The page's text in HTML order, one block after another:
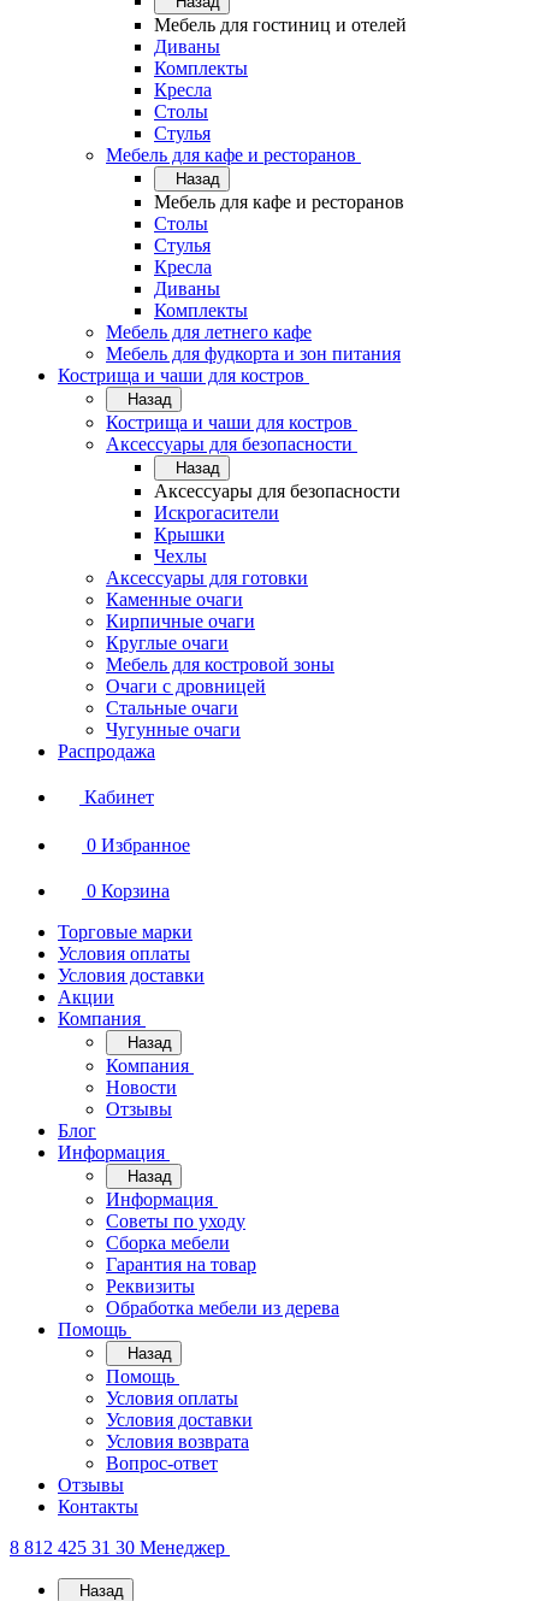
Мебель для гостиниц и отелей
Диваны
Комплекты
Кресла
Столы
Стулья
Мебель для кафе и ресторанов
Назад
Мебель для кафе и ресторанов
Столы
Стулья
Кресла
Диваны
Комплекты
Мебель для летнего кафе
Мебель для фудкорта и зон питания
Кострища и чаши для костров
Назад
Кострища и чаши для костров
Аксессуары для безопасности
Назад
Аксессуары для безопасности
Искрогасители
Крышки
Чехлы
Аксессуары для готовки
Каменные очаги
Кирпичные очаги
Круглые очаги
Мебель для костровой зоны
Очаги с дровницей
Стальные очаги
Чугунные очаги
Распродажа
Кабинет
0 Избранное
0 Корзина
Торговые марки
Условия оплаты
Условия доставки
Акции
Компания
Назад
Компания
Новости
Отзывы
Блог
Информация
Назад
Информация
Советы по уходу
Сборка мебели
Гарантия на товар
Реквизиты
Обработка мебели из дерева
Помощь
Назад
Помощь
Условия оплаты
Условия доставки
Условия возврата
Вопрос-ответ
Отзывы
Контакты
8 812 425 31 30 Менеджер
Назад